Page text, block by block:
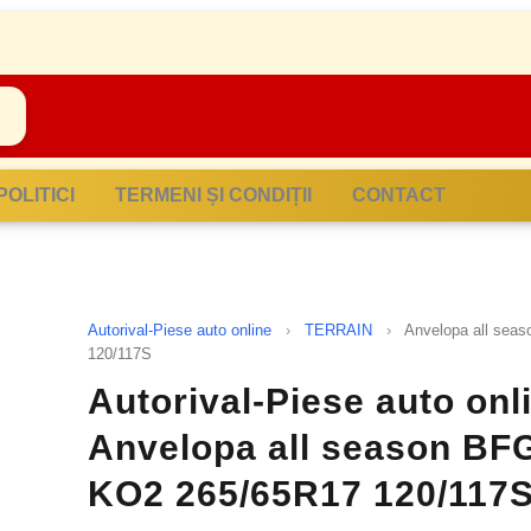
POLITICI TERMENI ȘI CONDIȚII CONTACT
Autorival-Piese auto online › TERRAIN ›
Anvelopa all
120/117S
Autorival-Piese auto
Anvelopa all season
KO2 265/65R17 120/117S